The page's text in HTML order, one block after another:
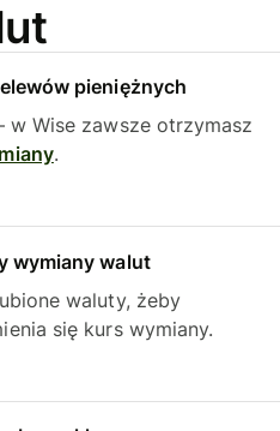
pieniężnych
w Wise zawsze otrzymasz
.
wymiany walut
waluty, żeby
się kurs wymiany.